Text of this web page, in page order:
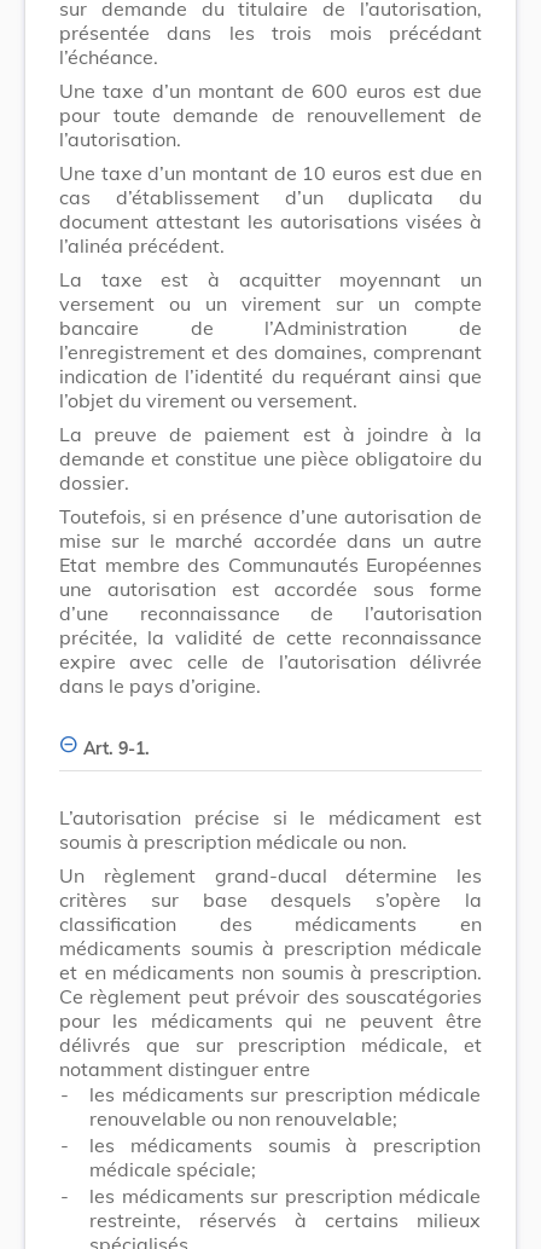
sur demande du titulaire de l’autorisation,
présentée dans les trois mois précédant
l’échéance.
Une taxe d’un montant de 600 euros est due
pour toute demande de renouvellement de
l’autorisation.
Une taxe d’un montant de 10 euros est due en
cas d’établissement d’un duplicata du
document attestant les autorisations visées à
l’alinéa précédent.
La taxe est à acquitter moyennant un
versement ou un virement sur un compte
bancaire de l’Administration de
l’enregistrement et des domaines, comprenant
indication de l’identité du requérant ainsi que
l’objet du virement ou versement.
La preuve de paiement est à joindre à la
demande et constitue une pièce obligatoire du
dossier.
Toutefois, si en présence d’une autorisation de
mise sur le marché accordée dans un autre
Etat membre des Communautés Européennes
une autorisation est accordée sous forme
d’une reconnaissance de l’autorisation
précitée, la validité de cette reconnaissance
expire avec celle de l’autorisation délivrée
dans le pays d’origine.
Art. 9-1.
L’autorisation précise si le médicament est
soumis à prescription médicale ou non.
Un règlement grand-ducal détermine les
critères sur base desquels s’opère la
classification des médicaments en
médicaments soumis à prescription médicale
et en médicaments non soumis à prescription.
Ce règlement peut prévoir des souscatégories
pour les médicaments qui ne peuvent être
délivrés que sur prescription médicale, et
notamment distinguer entre
-
les médicaments sur prescription médicale
renouvelable ou non renouvelable;
-
les médicaments soumis à prescription
médicale spéciale;
-
les médicaments sur prescription médicale
restreinte, réservés à certains milieux
spécialisés.